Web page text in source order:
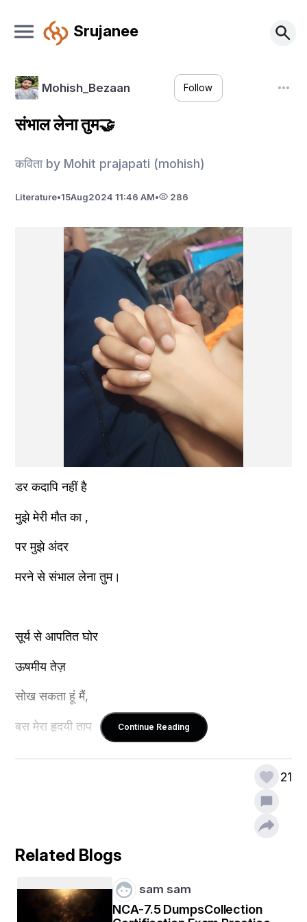
Srujanee
Mohish_Bezaan Follow
संभाल लेना तुम🤝
कविता by Mohit prajapati (mohish)
Literature•15Aug2024 11:46 AM• 286
डर कदापि नहीं है
मुझे मेरी मौत का ,
पर मुझे अंदर
मरने से संभाल लेना तुम।
सूर्य से आपतित घोर
ऊषमीय तेज़
सोख सकता हूं मैं,
बस मेरा हृदयी ताप
हर एक पाप, लगाया
फेंकी गईं इन सारी तोहमतों से,
Continue Reading
21
Related Blogs
sam sam
NCA-7.5 DumpsCollection